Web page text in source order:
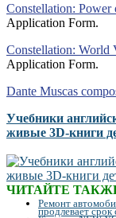
Constellation: Power
Application Form.
Constellation: World
Application Form.
Dante Muscas
Учебники
живые 3D-книги
ЧИТАЙТЕ
Ремонт
продлевает